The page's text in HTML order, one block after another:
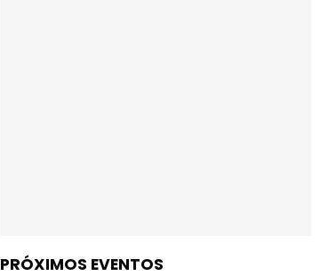
PRÓXIMOS EVENTOS